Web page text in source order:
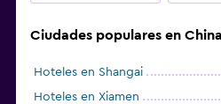
Ciudades populares en China
Hoteles en Shangai
Hoteles en Xiamen